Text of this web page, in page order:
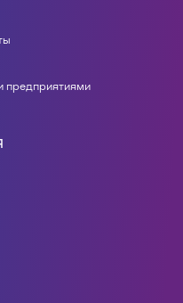
предприятиями